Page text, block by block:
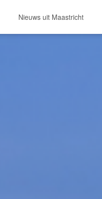
Nieuws uit Maastricht